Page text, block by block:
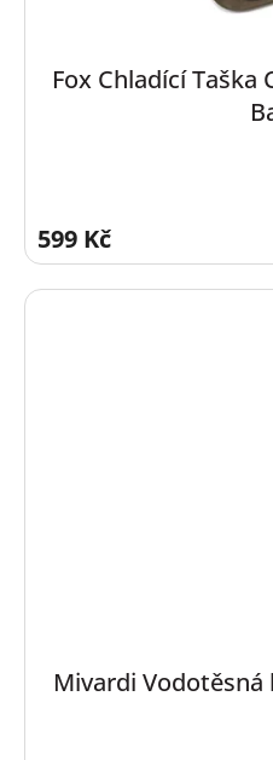
Fox Chladící Taška
599 Kč
Mivardi Vodotěsná